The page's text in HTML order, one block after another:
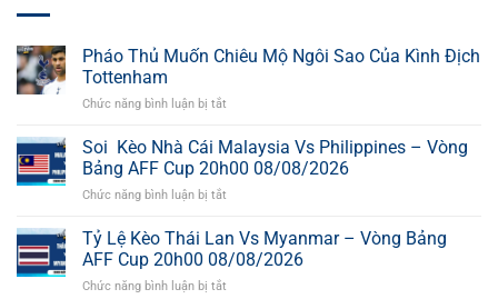
Pháo Thủ Muốn Chiêu Mộ Ngôi Sao Của Kình Địch
Tottenham
Chức năng bình luận bị tắt
Thủ
Muốn
Chiêu
Sao
Của
Soi Kèo Nhà Cái Malaysia Vs Philippines – Vòng
Bảng AFF Cup 20h00 08/08/2026
Chức năng bình luận bị tắt
Kèo
Nhà
Cái
Tỷ Lệ Kèo Thái Lan Vs Myanmar – Vòng Bảng
AFF Cup 20h00 08/08/2026
Chức năng bình luận bị tắt